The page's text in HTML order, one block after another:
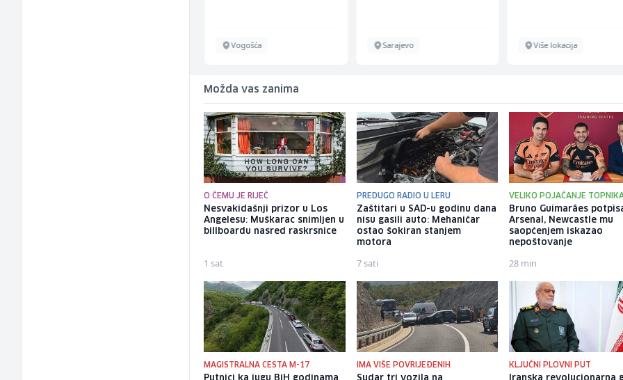
Vogošća Sarajevo Više lokacija
Možda vas zanima
O ČEMU JE RIJEČ
Nesvakidašnji prizor u Los
Angelesu: Muškarac snimljen u
billboardu nasred raskrsnice
1 sat
PREDUGO RADIO U LERU
Zaštitari u SAD-u godinu dana
nisu gasili auto: Mehaničar
ostao šokiran stanjem
motora
7 sati
VELIKO POJAČANJE
Bruno Guimarães
Arsenal, Newcastle mu
saopćenjem iskazao
nepoštovanje
28 min
MAGISTRALNA CESTA M-17 IMA VIŠE POVRIJEĐENIH KLJUČNI PLOVNI PUT